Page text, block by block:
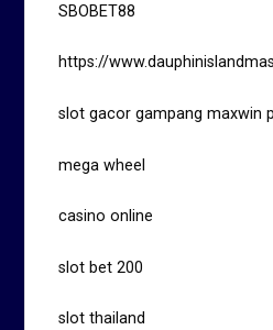
SBOBET88
https://
slot gacor gampang maxwin
mega wheel
casino online
slot bet 200
slot thailand